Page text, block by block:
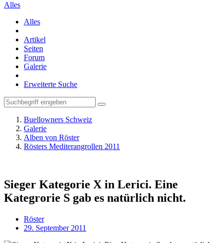
Alles
Alles
Artikel
Seiten
Forum
Galerie
Erweiterte Suche
Buellowners Schweiz
Galerie
Alben von Röster
Rösters Mediterangrollen 2011
Sieger Kategorie X in Lerici. Eine
Kategrorie S gab es natürlich nicht.
Röster
29. September 2011